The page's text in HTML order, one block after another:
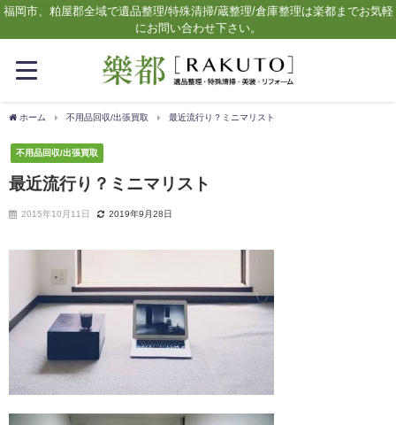
福岡市、粕屋郡全域で遺品整理/特殊清掃/蔵整理/倉庫整理は楽都までお気軽
にお問い合わせ下さい。
ホーム 不用品回収/出張買取 最近流行り？ミニマリスト
不用品回収/出張買取
最近流行り？ミニマリスト
2015年10月11日 2019年9月28日